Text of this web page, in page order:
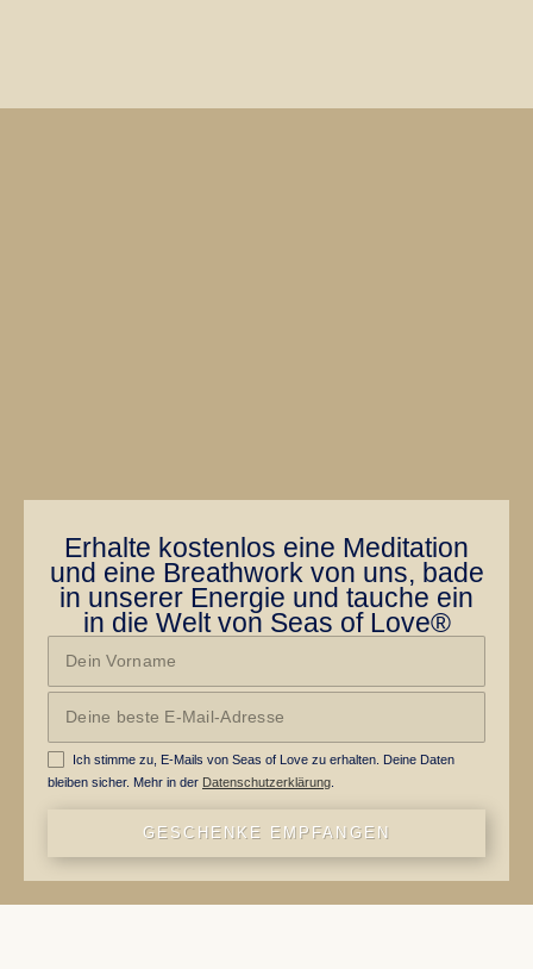
Erhalte kostenlos eine Meditation
und eine Breathwork von uns, bade
in unserer Energie und tauche ein
in die Welt von Seas of Love®
Ich stimme zu, E-Mails von Seas of Love zu erhalten. Deine Daten
bleiben sicher. Mehr in der Datenschutzerklärung
GESCHENKE EMPFANGEN